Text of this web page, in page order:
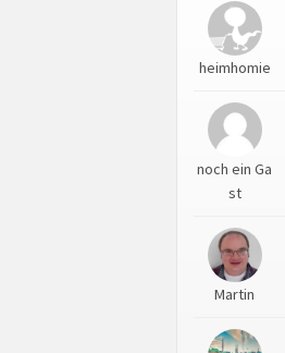
heimhomie
noch ein Ga
st
Martin